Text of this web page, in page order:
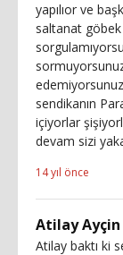
yapılıor ve
saltanat göbek
sendikanın
içiyorlar
devam sizi
14 yıl önce
Atilay
Atilay baktı ki